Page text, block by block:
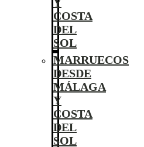
COSTA
DEL
SOL
MARRUECOS
DESDE
MÁLAGA
Y
COSTA
DEL
SOL